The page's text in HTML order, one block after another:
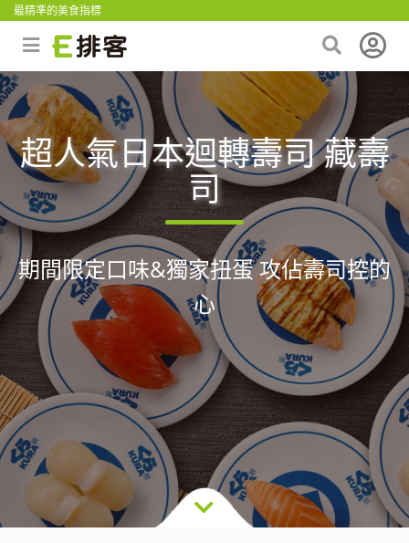
最精準的美食指標
超人氣日本迴轉壽司 藏壽
司
期間限定口味&獨家扭蛋 攻佔壽司控的
心